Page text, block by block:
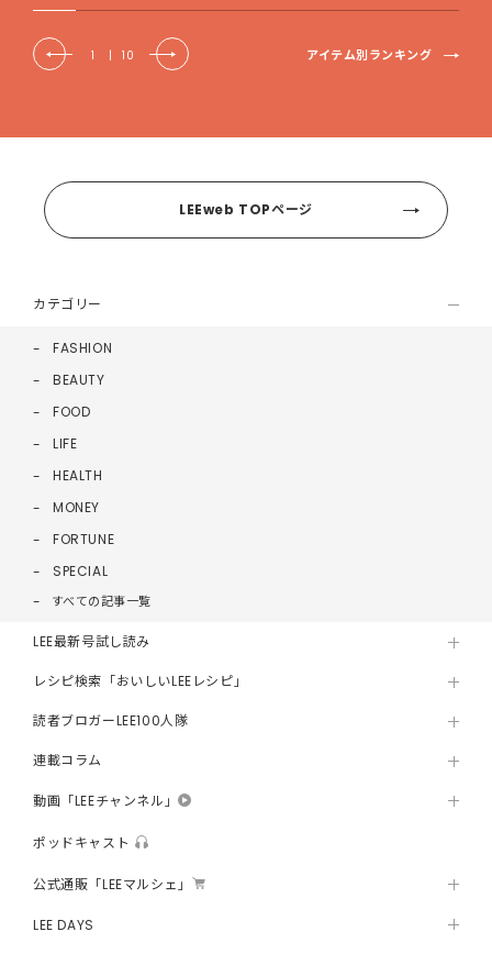
1 | 10 アイテム別ランキング
LEEweb TOPページ
カテゴリー
FASHION
BEAUTY
FOOD
LIFE
HEALTH
MONEY
FORTUNE
SPECIAL
すべての記事一覧
LEE最新号試し読み
レシピ検索「おいしいLEEレシピ」
読者ブロガーLEE100人隊
連載コラム
動画「LEEチャンネル」
ポッドキャスト
公式通販「LEEマルシェ」
LEE DAYS